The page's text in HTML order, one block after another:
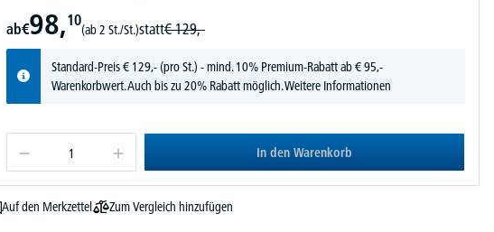
ab€98,10
(ab 2 St./St.)statt€ 129,-
Standard-Preis€ 129,-(pro St.) - mind. 10% Premium-Rabatt ab € 95,-
Warenkorbwert. Auch bis zu 20% Rabatt möglich.Weitere Informationen
In den Warenkorb
Auf den Merkzettel
Zum Vergleich hinzufügen